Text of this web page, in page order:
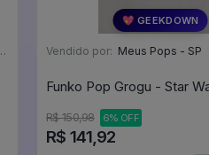
💖 GEEKDOWN
Vendido por: Meus Pops - SP
R$ 150,98 6% OFF
R$ 141,92